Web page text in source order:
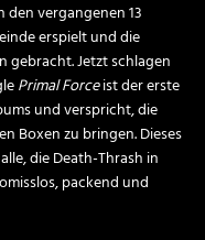
vergangenen 13
erspielt und die
gebracht. Jetzt schlagen
Primal Forceist der erste
und verspricht, die
Boxen zu bringen. Dieses
die Death-Thrash in
packend und